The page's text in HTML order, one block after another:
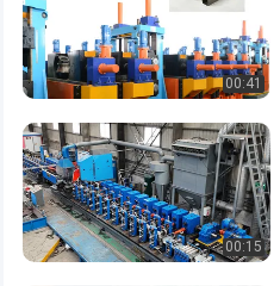
00:41
00:15